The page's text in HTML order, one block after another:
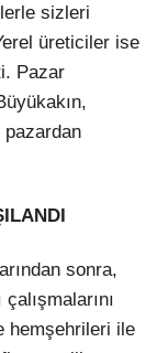
sizleri
üreticiler ise
Pazar
pazardan
sonra,
hemşehrileri ile